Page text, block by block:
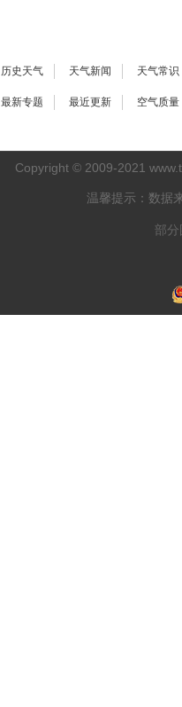
历史天气 天气新闻 天气常识
最新专题 最近更新 空气质量
Copyright © 2009-2021
温馨提示：数据
部分